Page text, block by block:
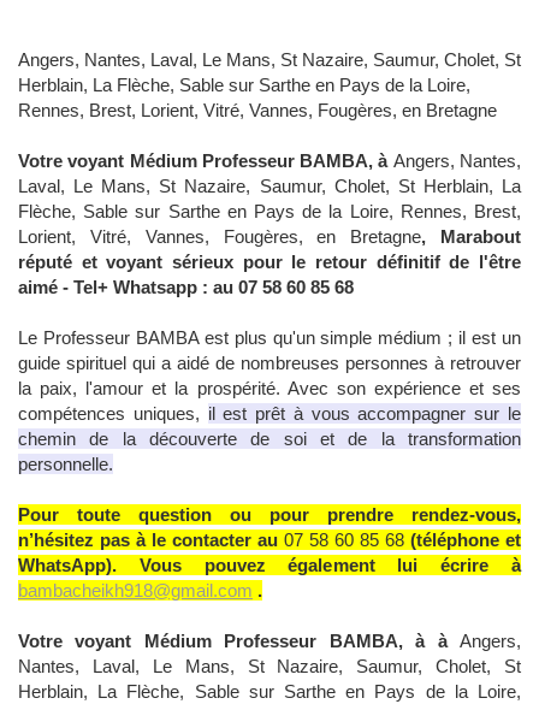
Angers, Nantes, Laval, Le Mans, St Nazaire, Saumur, Cholet, St
Herblain, La Flèche, Sable sur Sarthe en Pays de la Loire,
Rennes, Brest, Lorient, Vitré, Vannes, Fougères, en Bretagne
Votre voyant Médium Professeur BAMBA, à Angers, Nantes,
Laval, Le Mans, St Nazaire, Saumur, Cholet, St Herblain, La
Flèche, Sable sur Sarthe en Pays de la Loire, Rennes, Brest,
Lorient, Vitré, Vannes, Fougères, en Bretagne, Marabout
réputé et voyant sérieux pour le retour définitif de l'être
aimé - Tel+ Whatsapp : au 07 58 60 85 68
Le Professeur BAMBA est plus qu'un simple médium ; il est un
guide spirituel qui a aidé de nombreuses personnes à retrouver
la paix, l'amour et la prospérité. Avec son expérience et ses
compétences uniques, il est prêt à vous accompagner sur le
chemin de la découverte de soi et de la transformation
personnelle.
Pour toute question ou pour prendre rendez-vous,
n’hésitez pas à le contacter au 07 58 60 85 68 (téléphone et
WhatsApp). Vous pouvez également lui écrire à
bambacheikh918@gmail.com .
Votre voyant Médium Professeur BAMBA, à à Angers,
Nantes, Laval, Le Mans, St Nazaire, Saumur, Cholet, St
Herblain, La Flèche, Sable sur Sarthe en Pays de la Loire,